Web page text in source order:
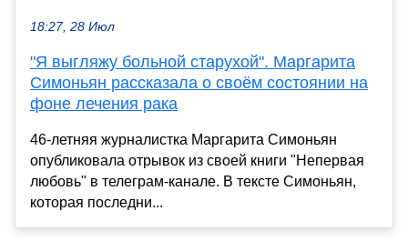
18:27, 28 Июл
"Я выгляжу больной старухой". Маргарита
Симоньян рассказала о своём состоянии на
фоне лечения рака
46-летняя журналистка Маргарита Симоньян
опубликовала отрывок из своей книги "Непервая
любовь" в телеграм-канале. В тексте Симоньян,
которая последни...